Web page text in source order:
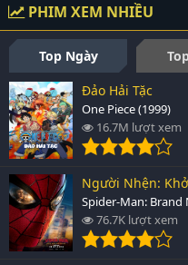
PHIM XEM NHIỀU
Top Ngày
Đảo Hải Tặc
One Piece (1999)
16.7M lượt xem
Người Nhện:
Spider-Man: Brand
76.7K lượt xem